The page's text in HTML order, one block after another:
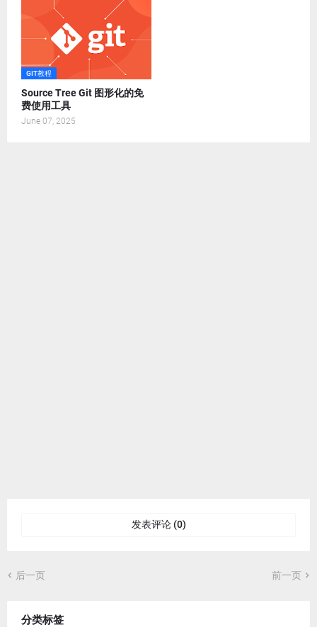
GIT教程
Source Tree Git 图形化的免
费使用工具
June 07, 2025
发表评论 (0)
后一页 前一页
分类标签